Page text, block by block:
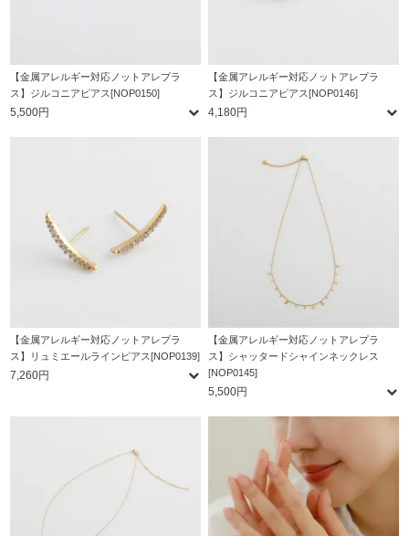
【金属アレルギー対応ノットアレプラ
ス】ジルコニアピアス[NOP0150]
5,500円
【金属アレルギー対応ノットアレプラ
ス】ジルコニアピアス[NOP0146]
4,180円
【金属アレルギー対応ノットアレプラ
ス】リュミエールラインピアス[NOP0139]
7,260円
【金属アレルギー対応ノットアレプラ
ス】シャッタードシャインネックレス
[NOP0145]
5,500円